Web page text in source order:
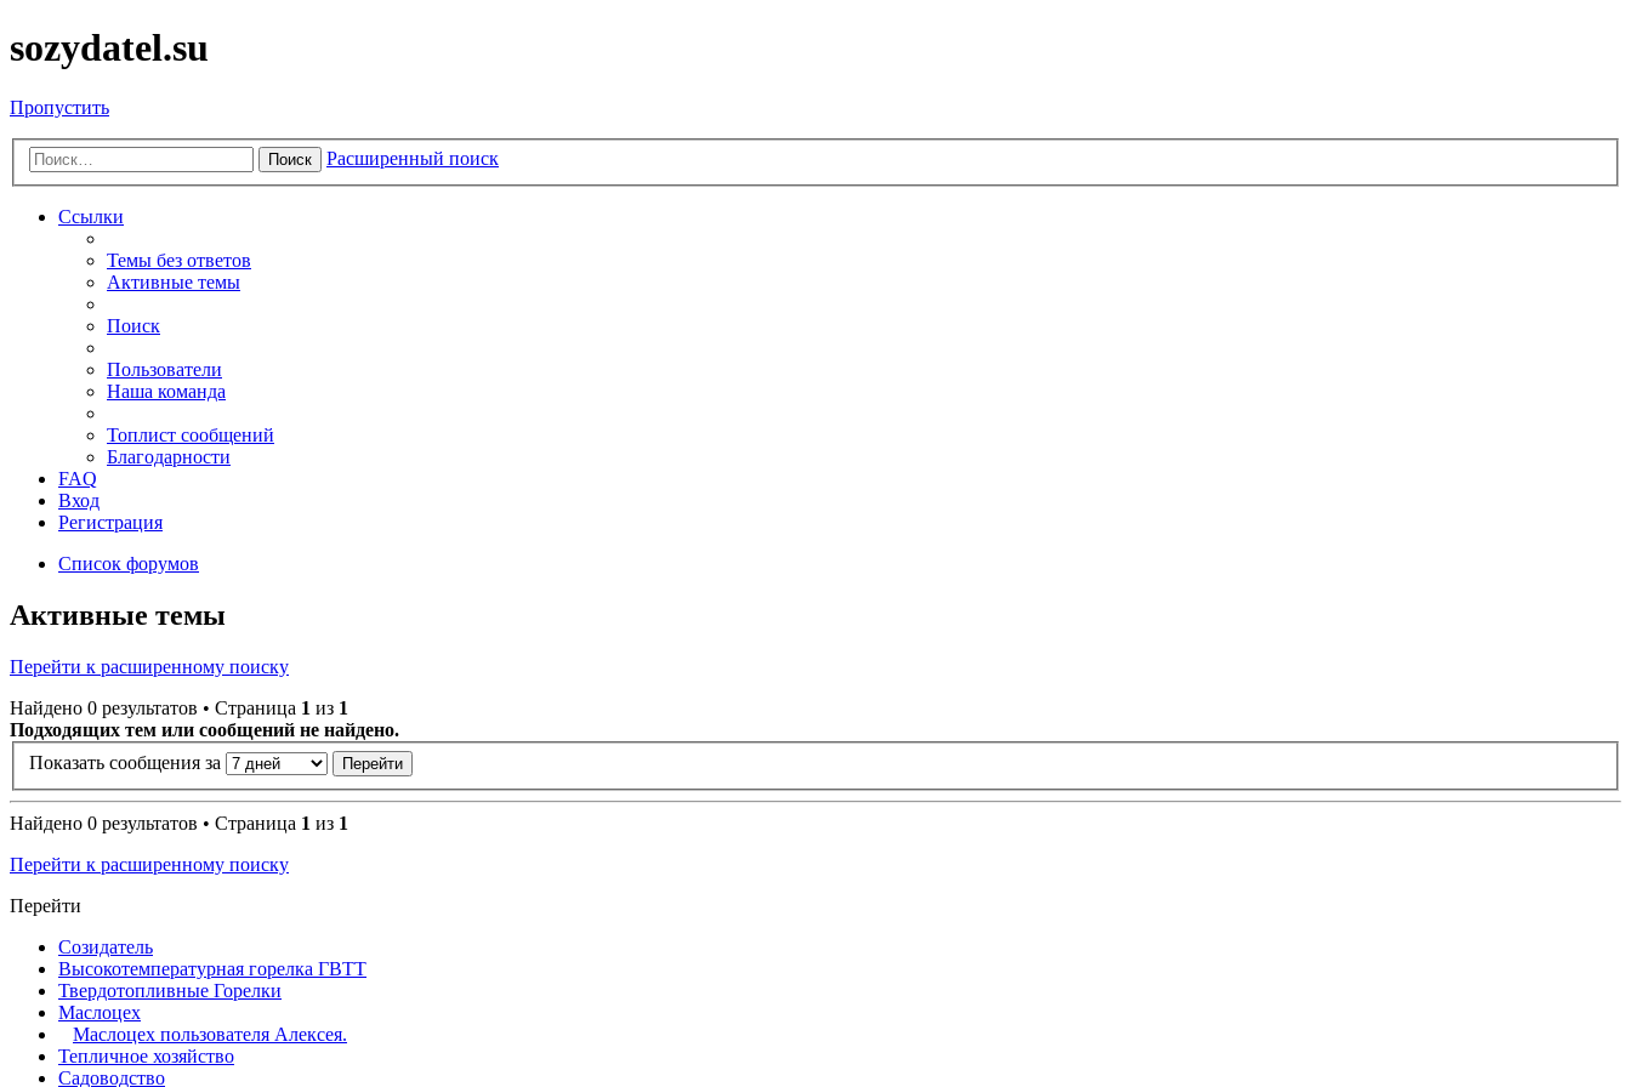
sozydatel.su
Пропустить
Поиск Расширенный поиск
Ссылки
Темы без ответов
Активные темы
Поиск
Пользователи
Наша команда
Топлист сообщений
Благодарности
FAQ
Вход
Регистрация
Список форумов
Активные темы
Перейти к расширенному поиску
Найдено 0 результатов • Страница 1 из 1
Подходящих тем или сообщений не найдено.
Показать сообщения за
Найдено 0 результатов • Страница 1 из 1
Перейти к расширенному поиску
Перейти
Созидатель
Высокотемпературная горелка ГВТТ
Твердотопливные Горелки
Маслоцех
Маслоцех пользователя Алексея.
Тепличное хозяйство
Садоводство